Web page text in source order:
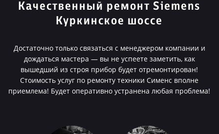
Качественный ремонт Siemens
Куркинское шоссе
Достаточно только связаться с менеджером компании и
дождаться мастера — вы не успеете заметить, как
вышедший из строя прибор будет отремонтирован!
Стоимость услуг по ремонту техники Сименс вполне
приемлема! Будет оперативно устранена любая проблема!